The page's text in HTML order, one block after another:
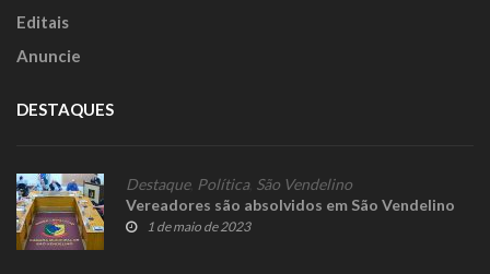
Editais
Anuncie
DESTAQUES
Destaque, Política, São Vendelino
Vereadores são absolvidos em São Vendelino
1 de maio de 2023